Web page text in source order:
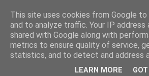
This site uses cookies from Google
and to analyze traffic. Your IP address
shared with Google along with
metrics to ensure quality of service,
statistics, and to detect and address
LEARN MORE